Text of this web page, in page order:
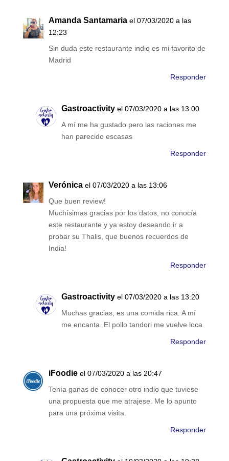
Amanda Santamaria el 07/03/2020 a las
12:23
Sin duda este restaurante indio es mi favorito de
Madrid
Responder
Gastroactivity el 07/03/2020 a las 13:00
A mí me ha gustado pero las raciones me
han parecido escasas
Responder
Verónica el 07/03/2020 a las 13:06
Que buen review!
Muchísimas gracias por los datos, no conocía
este restaurante y ya estoy deseando ir a
probar su Thalis, que buenos recuerdos de
India!
Responder
Gastroactivity el 07/03/2020 a las 13:20
Muchas gracias, es una comida rica. A mí
me encanta. El pollo tandori me vuelve loca
Responder
iFoodie el 07/03/2020 a las 20:47
Tenía ganas de conocer otro indio que tuviese
una propuesta que me atrajese. Me lo apunto
para una próxima visita.
Responder